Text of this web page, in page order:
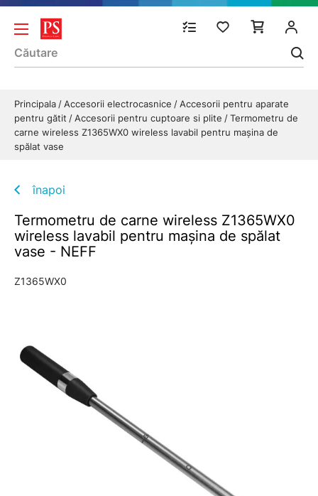
Principala Accesorii electrocasnice
Accesorii pentru aparate
pentru gătit
Accesorii pentru cuptoare si plite
Termometru de
carne wireless Z1365WX0 wireless lavabil pentru mașina de
spălat vase
înapoi
Termometru de carne wireless Z1365WX0
wireless lavabil pentru mașina de spălat
vase - NEFF
Z1365WX0